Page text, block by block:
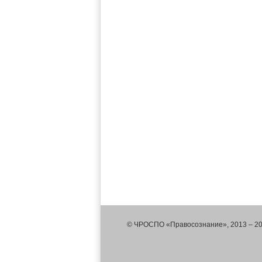
© ЧРОСПО «Правосознание», 2013 –